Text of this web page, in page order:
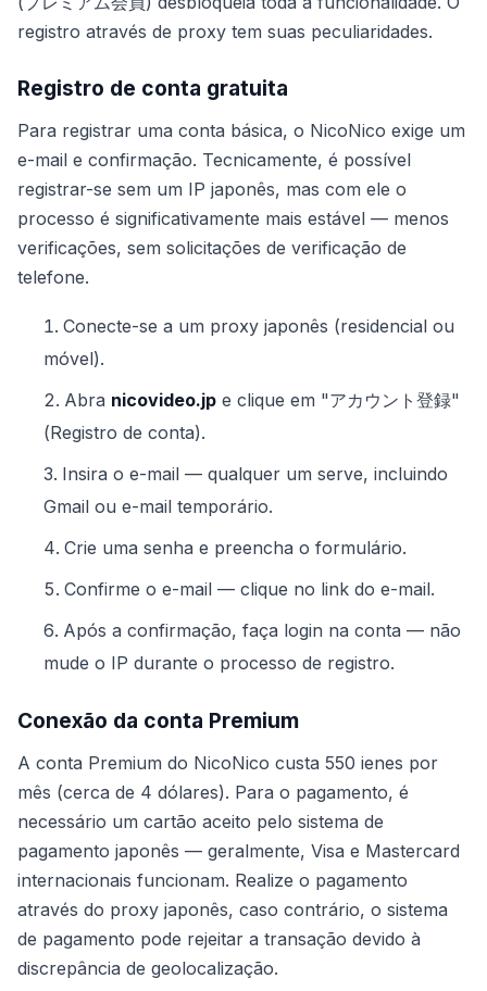
registro através de proxy tem suas peculiaridades.
Registro de conta gratuita
Para registrar uma conta básica, o NicoNico exige um
e-mail e confirmação. Tecnicamente, é possível
registrar-se sem um IP japonês, mas com ele o
processo é significativamente mais estável — menos
verificações, sem solicitações de verificação de
telefone.
Conecte-se a um proxy japonês (residencial ou
móvel).
Abra nicovideo.jp e clique em "アカウント登録"
(Registro de conta).
Insira o e-mail — qualquer um serve, incluindo
Gmail ou e-mail temporário.
Crie uma senha e preencha o formulário.
Confirme o e-mail — clique no link do e-mail.
Após a confirmação, faça login na conta — não
mude o IP durante o processo de registro.
Conexão da conta Premium
A conta Premium do NicoNico custa 550 ienes por
mês (cerca de 4 dólares). Para o pagamento, é
necessário um cartão aceito pelo sistema de
pagamento japonês — geralmente, Visa e Mastercard
internacionais funcionam. Realize o pagamento
através do proxy japonês, caso contrário, o sistema
de pagamento pode rejeitar a transação devido à
discrepância de geolocalização.